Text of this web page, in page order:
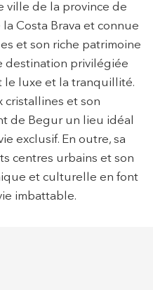
ville de la province de
Costa Brava et connue
et son riche patrimoine
destination privilégiée
le luxe et la tranquillité.
cristallines et son
de Begur un lieu idéal
exclusif. En outre, sa
centres urbains et son
et culturelle en font
imbattable.
cookies pour collecter des
services. Si vous
leur installation.
son navigateur,
leur installation sur son
à l'esprit qu'une telle
de navigation sur le
du comportement des
collectées via ce
mesurer l'activité du
de navigation des
améliorations basées sur
effectuée par les